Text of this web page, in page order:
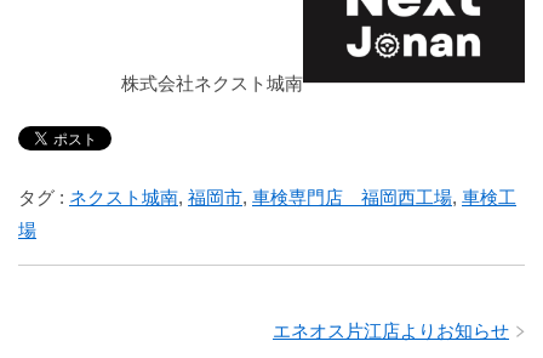
株式会社ネクスト城南
タグ : ネクスト城南, 福岡市, 車検専門店 福岡西工場, 車検工
場
エネオス片江店よりお知らせ